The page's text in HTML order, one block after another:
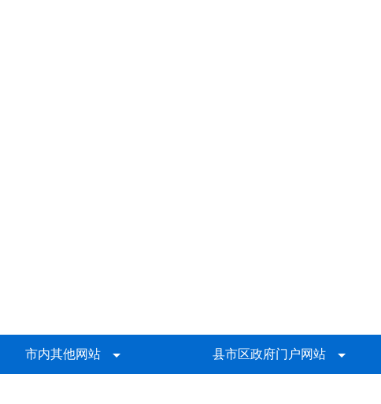
市内其他网站 县市区政府门户网站